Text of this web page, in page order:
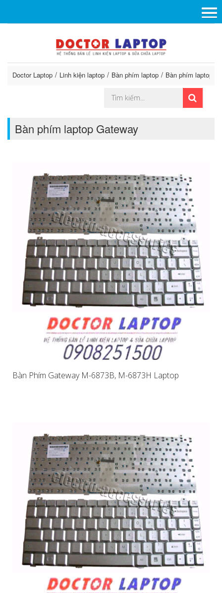
Doctor Laptop Linh kiện laptop Bàn phím laptop Bàn phím laptop
Bàn phím laptop Gateway
Bàn Phím Gateway M-6873B, M-6873H Laptop